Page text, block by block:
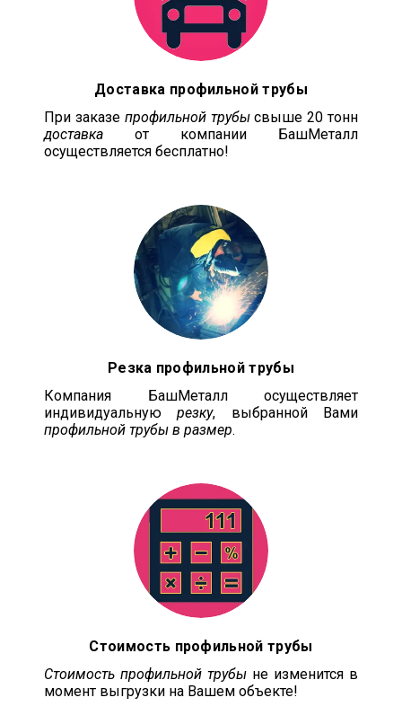
Доставка профильной трубы
При заказе профильной трубысвыше 20 тонн
доставка от компании БашМеталл
осуществляется бесплатно!
Резка профильной трубы
Компания БашМеталл осуществляет
индивидуальнуюрезку, выбранной Вами
профильной трубы в размер.
Стоимость профильной трубы
Стоимость профильной трубы не изменится в
момент выгрузки на Вашем объекте!